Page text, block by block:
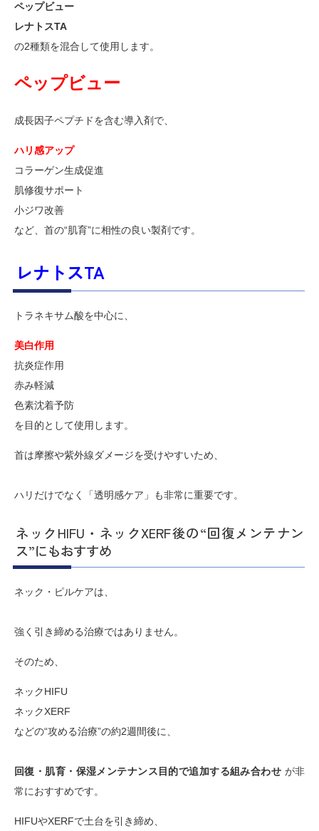
ペップビュー
レナトスTA
の2種類を混合して使用します。
ペップビュー
成長因子ペプチドを含む導入剤で、
ハリ感アップ
コラーゲン生成促進
肌修復サポート
小ジワ改善
など、首の“肌育”に相性の良い製剤です。
レナトスTA
トラネキサム酸を中心に、
美白作用
抗炎症作用
赤み軽減
色素沈着予防
を目的として使用します。
首は摩擦や紫外線ダメージを受けやすいため、
ハリだけでなく「透明感ケア」も非常に重要です。
ネックHIFU・ネックXERF後の“回復メンテナン
ス”にもおすすめ
ネック・ピルケアは、
強く引き締める治療ではありません。
そのため、
ネックHIFU
ネックXERF
などの“攻める治療”の約2週間後に、
回復・肌育・保湿メンテナンス目的で追加する組み合わせ が非
常におすすめです。
HIFUやXERFで土台を引き締め、